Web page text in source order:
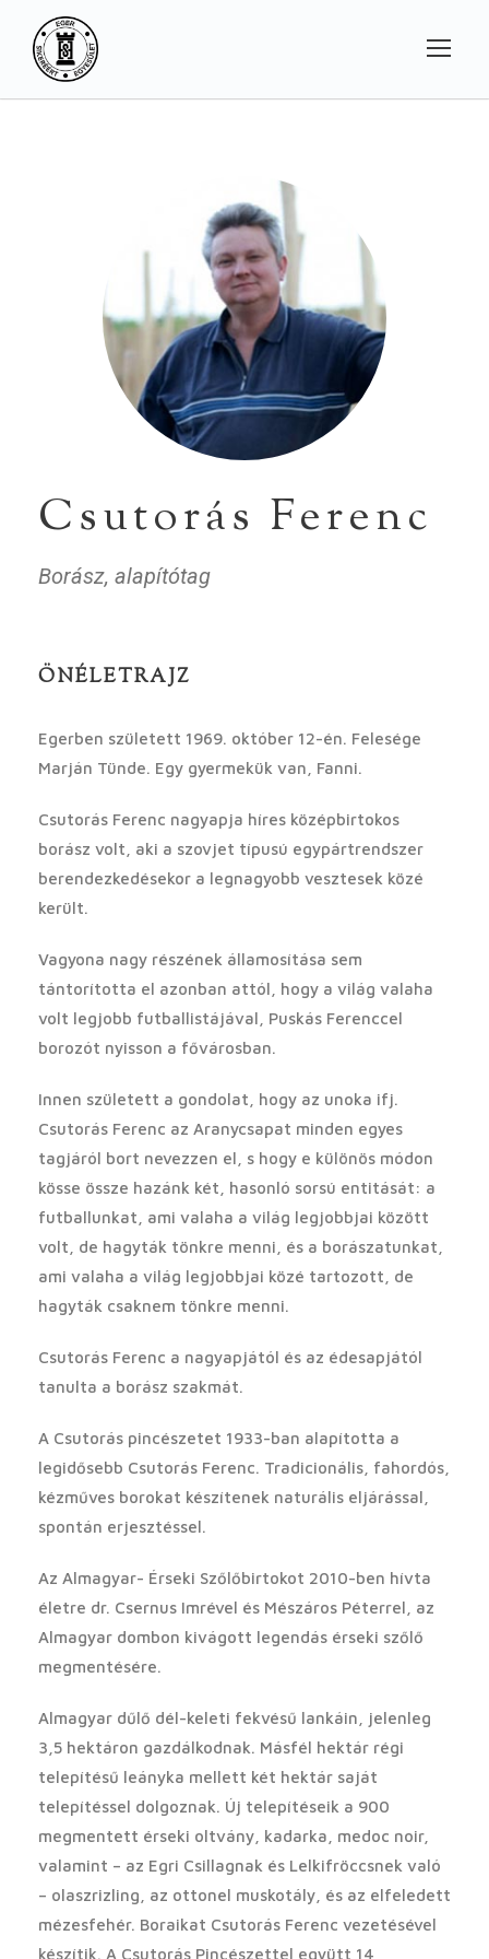
Csutorás Ferenc
Borász, alapítótag
ÖNÉLETRAJZ
Egerben született 1969. október 12-én. Felesége
Marján Tünde. Egy gyermekük van, Fanni.
Csutorás Ferenc nagyapja híres középbirtokos
borász volt, aki a szovjet típusú egypártrendszer
berendezkedésekor a legnagyobb vesztesek közé
került.
Vagyona nagy részének államosítása sem
tántorította el azonban attól, hogy a világ valaha
volt legjobb futballistájával, Puskás Ferenccel
borozót nyisson a fővárosban.
Innen született a gondolat, hogy az unoka ifj.
Csutorás Ferenc az Aranycsapat minden egyes
tagjáról bort nevezzen el, s hogy e különös módon
kösse össze hazánk két, hasonló sorsú entitását: a
futballunkat, ami valaha a világ legjobbjai között
volt, de hagyták tönkre menni, és a borászatunkat,
ami valaha a világ legjobbjai közé tartozott, de
hagyták csaknem tönkre menni.
Csutorás Ferenc a nagyapjától és az édesapjától
tanulta a borász szakmát.
A Csutorás pincészetet 1933-ban alapította a
legidősebb Csutorás Ferenc. Tradicionális, fahordós,
kézműves borokat készítenek naturális eljárással,
spontán erjesztéssel.
Az Almagyar- Érseki Szőlőbirtokot 2010-ben hívta
életre dr. Csernus Imrével és Mészáros Péterrel, az
Almagyar dombon kivágott legendás érseki szőlő
megmentésére.
Almagyar dűlő dél-keleti fekvésű lankáin, jelenleg
3,5 hektáron gazdálkodnak. Másfél hektár régi
telepítésű leányka mellett két hektár saját
telepítéssel dolgoznak. Új telepítéseik a 900
megmentett érseki oltvány, kadarka, medoc noir,
valamint – az Egri Csillagnak és Lelkifröccsnek való
– olaszrizling, az ottonel muskotály, és az elfeledett
mézesfehér. Boraikat Csutorás Ferenc vezetésével
készítik. A Csutorás Pincészettel együtt 14